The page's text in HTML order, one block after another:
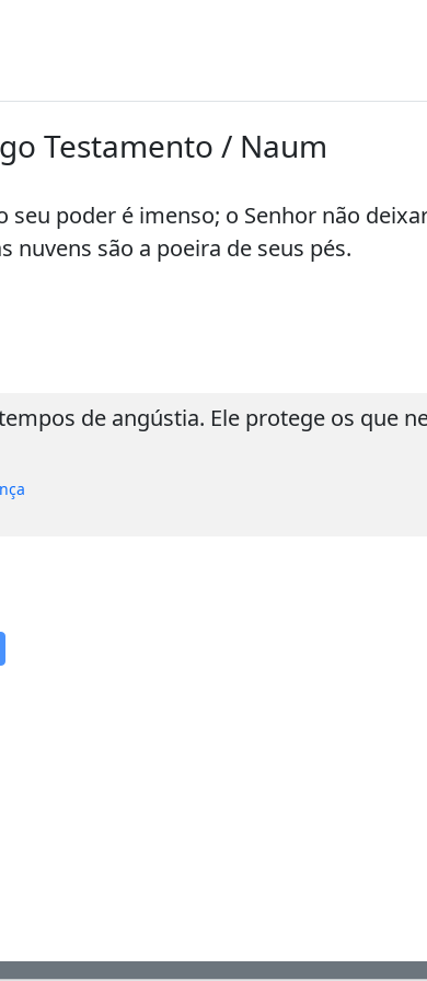
Testamento / Naum
seu poder é imenso; o Senhor não
nuvens são a poeira de seus pés.
de angústia. Ele protege os que